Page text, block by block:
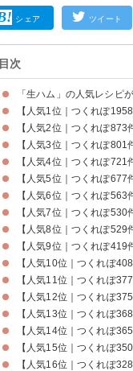
シェア ツイート
目次
「生ハム」の人気レシピ
【人気1位｜つくれぽ
【人気2位｜つくれぽ873
【人気3位｜つくれぽ801
【人気4位｜つくれぽ
【人気5位｜つくれぽ
【人気6位｜つくれぽ
【人気7位｜つくれぽ
【人気8位｜つくれぽ529
【人気9位｜つくれぽ
【人気10位｜つくれぽ
【人気11位｜つくれぽ
【人気12位｜つくれぽ
【人気13位｜つくれぽ
【人気14位｜つくれぽ
【人気15位｜つくれぽ
【人気16位｜つくれぽ